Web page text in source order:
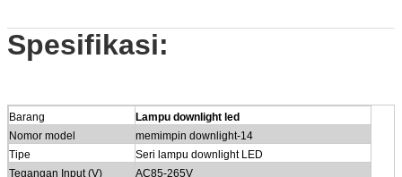
Spesifikasi:
Barang
Lampu downlight led
Nomor model
memimpin downlight-14
Tipe
Seri lampu downlight LED
Tegangan Input (V)
AC85-265V